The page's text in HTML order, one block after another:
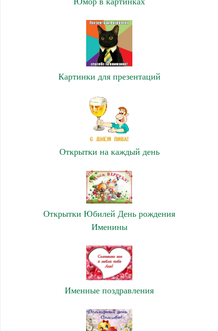
Картинки для презентаций
Открытки на каждый день
Открытки Юбилей День рождения
Именины
Именные поздравления